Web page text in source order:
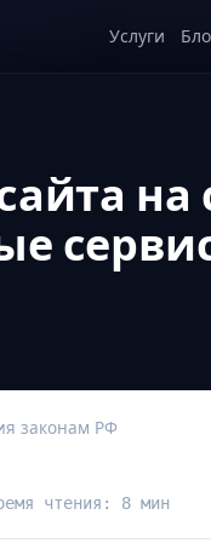
Услуги
на
законам РФ
чтения: 8 мин